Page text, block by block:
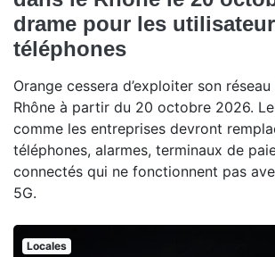
drame pour les
téléphones
Orange cessera d’exploiter son
Rhône à partir du 20 octobre 2026.
comme les entreprises devront
téléphones, alarmes, terminaux de
connectés qui ne fonctionnent pas
5G.
Locales